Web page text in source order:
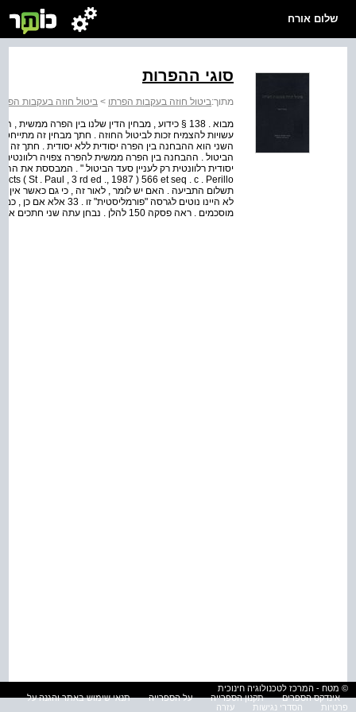
שלום אורח
סוגי ההפרות
מתוך:ביטול חוזה בעקבות הפרתו > ביטול חוזה בעקבות
מבוא . 138 § כידוע , מבחין הדין שלנו בין הפרה
עשויות להצמיח זכות לביטול החוזה . חתך מבחין זה
השני הוא ההבחנה בין הפרה יסודית ללא יסודית . חתך זה
הביטול . ההבחנה בין הפרה ממשית להפרה צפויה
תשלום התביעה . האם יש לומר , לאור זה , כי גם כאשר אין
לא היינו נוטים לגרסה
מוסכמים . ראה פסקה 150 להלן . נבחן עתה שני חתכים אלה . עיקר הדגש יושם , כאמור , בהיבטים הנוגעים בז...
© מטח - המרכז לטכנולוגיה חינוכית
אינדקס הספרים
תקנון הספרייה על הספרייה
תנאי שימוש באתר והגנה על
פרטיות
הסדרי נגישות עזרה